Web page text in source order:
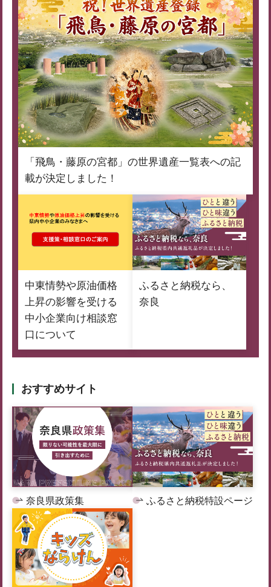
「飛鳥・藤原の宮都」の世界遺産一覧表への記
載が決定しました！
中東情勢や原油価格
上昇の影響を受ける
中小企業向け相談窓
口について
ふるさと納税なら、
奈良
おすすめサイト
奈良県政策集 ふるさと納税特設ページ